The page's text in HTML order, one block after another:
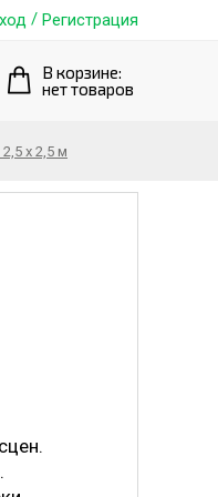
/ Регистрация
В корзине:
нет товаров
х 2,5 м